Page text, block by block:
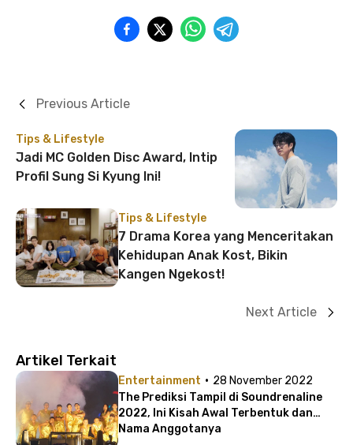
Tips & Lifestyle
Jadi MC Golden Disc Award, Intip
Profil Sung Si Kyung Ini!
Previous Article
Tips & Lifestyle
7 Drama Korea yang Menceritakan
Kehidupan Anak Kost, Bikin
Kangen Ngekost!
Next Article
Artikel Terkait
Entertainment · 28 November 2022
The Prediksi Tampil di Soundrenaline
2022, Ini Kisah Awal Terbentuk dan
Nama Anggotanya